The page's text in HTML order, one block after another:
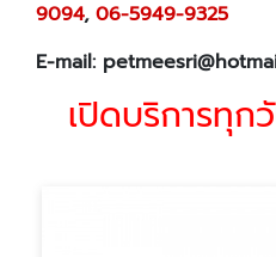
9094, 06-5949-9325
E-mail:
เปิดบริการทุ